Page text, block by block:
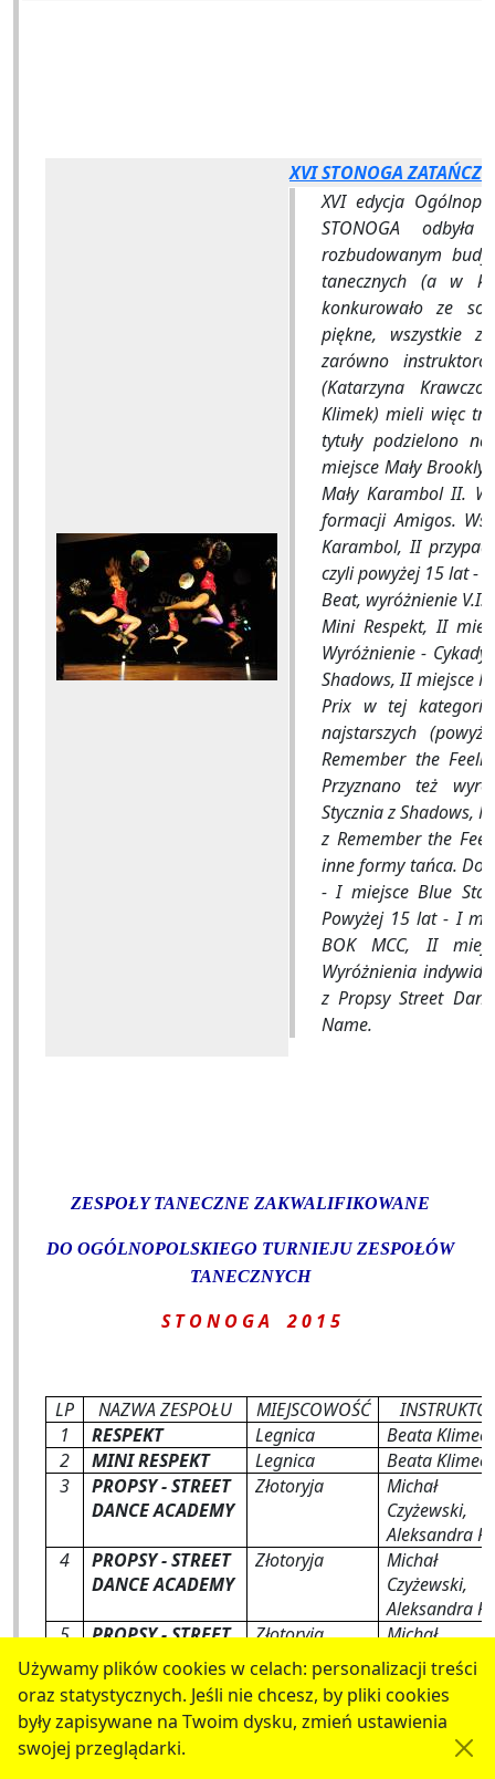
Używamy plików cookies w celach: personalizacji treści
oraz statystycznych. Jeśli nie chcesz, by pliki cookies
były zapisywane na Twoim dysku, zmień ustawienia
swojej przeglądarki.
XVI STONOGA
XVI edycja
STONOGA
rozbudowanym
tanecznych (a w
konkurowało ze
piękne, wszystkie
zarówno
(Katarzyna
Klimek) mieli więc
tytuły podzielono
miejsce Mały
Mały Karambol II.
formacji Amigos.
Karambol, II
czyli powyżej 15 lat -
Beat, wyróżnienie
Mini Respekt, II
Wyróżnienie -
Shadows, II miejsce
Prix w tej kategorii
najstarszych
Remember the
Przyznano też
Stycznia z Shadows,
z Remember the
inne formy tańca. Do
- I miejsce Blue
Powyżej 15 lat - I
BOK MCC, II
Wyróżnienia
z Propsy Street
Name.
ZESPOŁY TANECZNE ZAKWALIFIKOWANE
DO OGÓLNOPOLSKIEGO TURNIEJU ZESPOŁÓW
TANECZNYCH
S T O N O G A 2 0 1 5
LP NAZWA ZESPOŁU MIEJSCOWOŚĆ
1
RESPEKT Legnica
Beata
2
MINI RESPEKT Legnica
Beata
3
PROPSY - STREET
DANCE ACADEMY
Złotoryja
Michał
Czyżewski,
Aleksandra
4
PROPSY - STREET
DANCE ACADEMY
Złotoryja
Michał
Czyżewski,
Aleksandra
5
PROPSY - STREET
DANCE ACADEMY
Złotoryja
Michał
Czyżewski,
Aleksandra
6
MODUS Bolesławiec
Halina
Kłak
7
PRACOWNIA
Halina